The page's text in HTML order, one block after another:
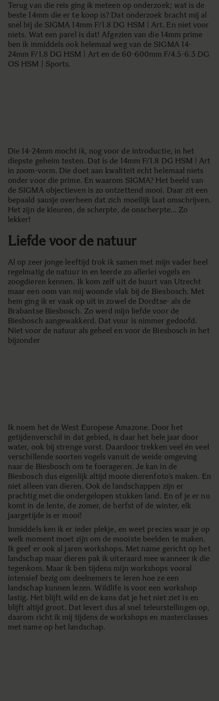
Terug van die reis ging ik meteen op onderzoek; wat is de
beste 14mm die er te koop is? Dat onderzoek bracht mij al
snel bij de SIGMA 14mm F/1.8 DG HSM | Art. En niet voor
niets. Wat een parel is dat! Afgezien van die 14mm prime
ben ik inmiddels ook helemaal weg van de SIGMA 14-
24mm F/1.8 DG HSM | Art en de 60-600mm F/4.5-6.3 DG
OS HSM | Sports.
Die 14-24mm mocht ik, nog voor de introductie, in het
diepste geheim testen. Dat is de 14mm F/1.8 DG HSM | Art
in zoom-vorm. Die doet aan kwaliteit echt helemaal niets
onder voor die prime. En waarom SIGMA? Het beeld van
de SIGMA objectieven is zo ontzettend mooi. Daar zit een
bepaald sausje overheen dat zich moeilijk laat omschrijven.
Het zijn de kleuren, de scherpte, de onscherpte… Zo
lekker!
Liefde voor de natuur
Al op zeer jonge leeftijd trok ik samen met mijn vader heel
regelmatig de natuur in en leerde zo allerlei vogels en
zoogdieren kennen. Ik kom zelf uit de buurt van Utrecht
maar een oom van mij woonde vlak bij de Biesbosch. Met
hem ging ik er vaak op uit in zowel de Dordtse- als de
Brabantse Biesbosch. Zo werd mijn liefde voor de
Biesbosch aangewakkerd. Dat vuur is nimmer gedoofd.
Niet voor de natuur als geheel en voor de Biesbosch in het
bijzonder
Ik noem het de West Europese Amazone. Door het
getijdenverschil in dat gebied, is daar het hele jaar door
water, ook bij strenge vorst. Daardoor trekken veel én veel
verschillende soorten vogels vanuit de weide omgeving
naar de Biesbosch om te foerageren. Je kan in de
Biesbosch dus eigenlijk altijd mooie dierenfoto’s maken. En
niet alleen van dieren. Ook de landschappen zijn er
prachtig met die ondergelopen stukken land. En of je er nu
komt in de lente, de zomer, de herfst of de winter, elk
jaargetijde is er mooi!
Inmiddels ken ik er ieder plekje, en weet precies waar je op
welk moment moet zijn om de mooiste beelden te maken.
Ik geef er ook al jaren workshops. Met name gericht op het
landschap maar dieren pak ik uiteraard mee wanneer ik die
tegenkom. Maar ik ben tijdens mijn workshops vooral
intensief bezig om deelnemers te leren hoe ze een
landschap kunnen lezen. Wildlife is voor een workshop
lastig. Het blijft wild en de kans dat je het niet ziet is en
blijft altijd groot. Dat levert dus al snel teleurstellingen op,
daarom richt ik mij tijdens de workshops en masterclasses
met name op het landschap.